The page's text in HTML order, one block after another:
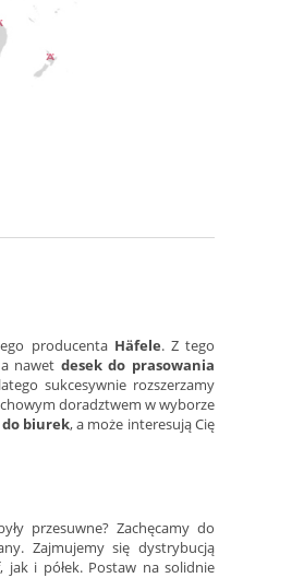
producenta Häfele. Z tego
nawet desek do prasowania
sukcesywnie rozszerzamy
doradztwem w wyborze
biurek, a może interesują Cię
przesuwne? Zachęcamy do
Zajmujemy się dystrybucją
i półek. Postaw na solidnie